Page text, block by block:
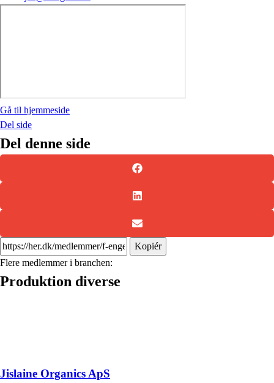
Gå til hjemmeside
Del side
Del denne side
Kopiér
Flere medlemmer i branchen:
Produktion diverse
Jislaine Organics ApS